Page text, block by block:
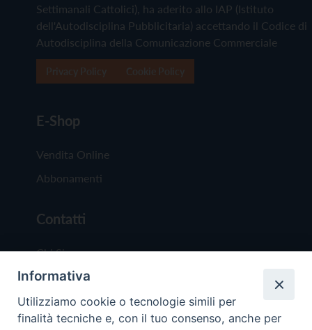
Settimanali Cattolici), ha aderito allo IAP (Istituto
dell'Autodisciplina Pubblicitaria) accettando il Codice di
Autodisciplina della Comunicazione Commerciale
E-Shop
Vendita Online
Abbonamenti
Contatti
Chi Siamo
Redazione
Scrivici
Informativa
Utilizziamo cookie o tecnologie simili per
finalità tecniche e, con il tuo consenso, anche per